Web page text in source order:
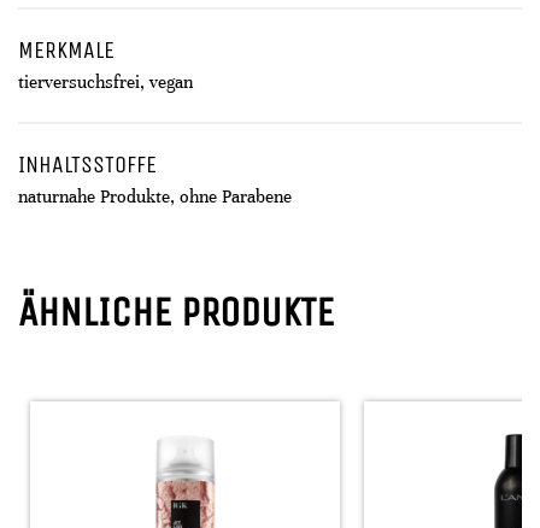
MERKMALE
tierversuchsfrei, vegan
INHALTSSTOFFE
naturnahe Produkte, ohne Parabene
ÄHNLICHE PRODUKTE